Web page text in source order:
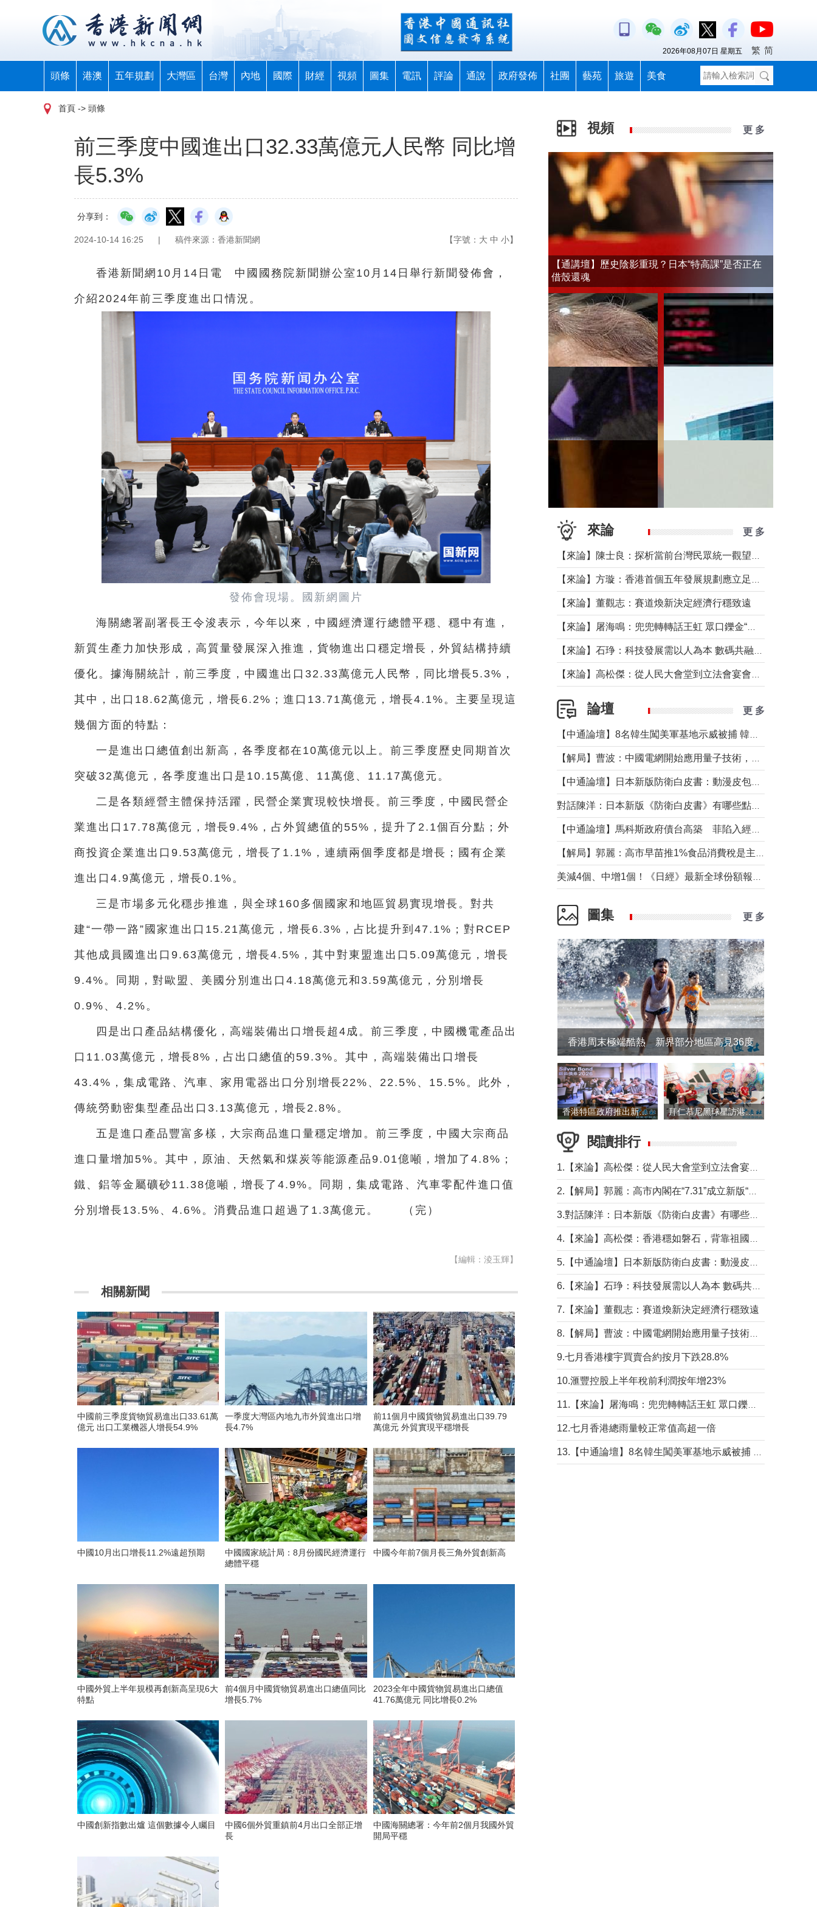
頭條 港澳 五年規劃 大灣區 台灣 內地 國際 財經 視頻 圖集 電訊 評論 通說 政府發佈 社團 藝苑 旅遊 美食
2026年08月07日 星期五 繁 简
首頁 -> 頭條
前三季度中國進出口32.33萬億元人民幣 同比增
長5.3%
分享到：
2024-10-14 16:25 | 稿件來源：香港新聞網 【字號： 大 中 小】
香港新聞網10月14日電 中國國務院新聞辦公室10月14日舉行新聞發佈會，
介紹2024年前三季度進出口情況。
發佈會現場。國新網圖片
海關總署副署長王令浚表示，今年以來，中國經濟運行總體平穩、穩中有進，
新質生產力加快形成，高質量發展深入推進，貨物進出口穩定增長，外貿結構持續
優化。據海關統計，前三季度，中國進出口32.33萬億元人民幣，同比增長5.3%，
其中，出口18.62萬億元，增長6.2%；進口13.71萬億元，增長4.1%。主要呈現這
幾個方面的特點：
一是進出口總值創出新高，各季度都在10萬億元以上。前三季度歷史同期首次
突破32萬億元，各季度進出口是10.15萬億、11萬億、11.17萬億元。
二是各類經營主體保持活躍，民營企業實現較快增長。前三季度，中國民營企
業進出口17.78萬億元，增長9.4%，占外貿總值的55%，提升了2.1個百分點；外
商投資企業進出口9.53萬億元，增長了1.1%，連續兩個季度都是增長；國有企業
進出口4.9萬億元，增長0.1%。
三是市場多元化穩步推進，與全球160多個國家和地區貿易實現增長。對共
建“一帶一路”國家進出口15.21萬億元，增長6.3%，占比提升到47.1%；對RCEP
其他成員國進出口9.63萬億元，增長4.5%，其中對東盟進出口5.09萬億元，增長
9.4%。同期，對歐盟、美國分別進出口4.18萬億元和3.59萬億元，分別增長
0.9%、4.2%。
四是出口產品結構優化，高端裝備出口增長超4成。前三季度，中國機電產品出
口11.03萬億元，增長8%，占出口總值的59.3%。其中，高端裝備出口增長
43.4%，集成電路、汽車、家用電器出口分別增長22%、22.5%、15.5%。此外，
傳統勞動密集型產品出口3.13萬億元，增長2.8%。
五是進口產品豐富多樣，大宗商品進口量穩定增加。前三季度，中國大宗商品
進口量增加5%。其中，原油、天然氣和煤炭等能源產品9.01億噸，增加了4.8%；
鐵、鋁等金屬礦砂11.38億噸，增長了4.9%。同期，集成電路、汽車零配件進口值
分別增長13.5%、4.6%。消費品進口超過了1.3萬億元。 （完）
【編輯：淩玉輝】
相關新聞
中國前三季度貨物貿易進出口33.61萬
億元 出口工業機器人增長54.9%
一季度大灣區內地九市外貿進出口增
長4.7%
前11個月中國貨物貿易進出口39.79
萬億元 外貿實現平穩增長
中國10月出口增長11.2%遠超預期
中國國家統計局：8月份國民經濟運行
總體平穩
中國今年前7個月長三角外貿創新高
中國外貿上半年規模再創新高呈現6大
特點
前4個月中國貨物貿易進出口總值同比
增長5.7%
2023全年中國貨物貿易進出口總值
41.76萬億元 同比增長0.2%
中國創新指數出爐 這個數據令人矚目
中國6個外貿重鎮前4月出口全部正增
長
中國海關總署：今年前2個月我國外貿
開局平穩
視頻 更 多
【通講壇】歷史陰影重現？日本“特高課”是否正在
借殼還魂
來論 更 多
【來論】董觀志：賽道煥新決定經濟行穩致遠
論壇 更 多
圖集 更 多
香港周末極端酷熱 新界部分地區高見36度
香港特區政府推出新一批銀色債券 每手1萬元保底息4.25厘 拜仁慕尼黑球星訪港 與球迷近距離互動
閱讀排行
7.【來論】董觀志：賽道煥新決定經濟行穩致遠
9.七月香港樓宇買賣合約按月下跌28.8%
10.滙豐控股上半年稅前利潤按年增23%
12.七月香港總雨量較正常值高超一倍